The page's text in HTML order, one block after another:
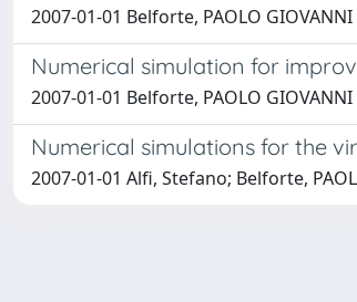
2007-01-01 Belforte, PAOLO
Numerical simulation for
2007-01-01 Belforte, PAOLO
Numerical simulations for the
2007-01-01 Alfi, Stefano; Belforte,